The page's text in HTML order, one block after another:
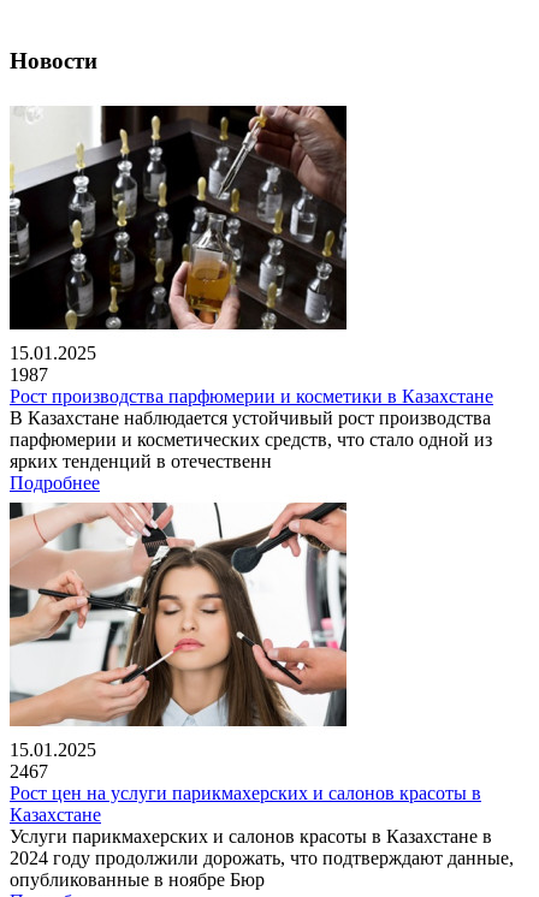
Новости
15.01.2025
1987
Рост производства парфюмерии и косметики в Казахстане
В Казахстане наблюдается устойчивый рост производства
парфюмерии и косметических средств, что стало одной из
ярких тенденций в отечественн
Подробнее
15.01.2025
2467
Рост цен на услуги парикмахерских и салонов красоты в
Казахстане
Услуги парикмахерских и салонов красоты в Казахстане в
2024 году продолжили дорожать, что подтверждают данные,
опубликованные в ноябре Бюр